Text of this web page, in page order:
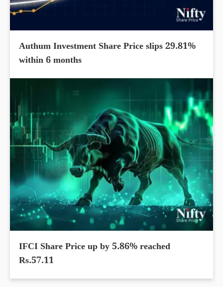
Authum Investment Share Price slips 29.81%
within 6 months
IFCI Share Price up by 5.86% reached
Rs.57.11